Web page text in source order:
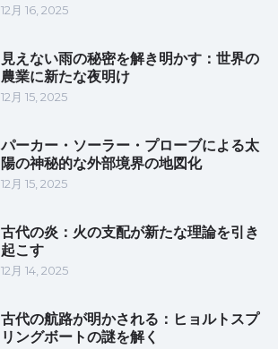
12月 16, 2025
見えない雨の秘密を解き明かす：世界の
農業に新たな夜明け
12月 15, 2025
パーカー・ソーラー・プローブによる太
陽の神秘的な外部境界の地図化
12月 15, 2025
古代の炎：火の支配が新たな理論を引き
起こす
12月 14, 2025
古代の航路が明かされる：ヒョルトスプ
リングボートの謎を解く